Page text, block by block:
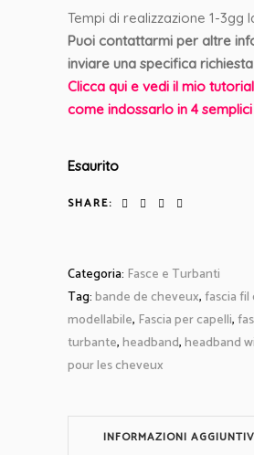
Tempi di realizzazione 1-3gg
Puoi contattarmi per altre
inviare una specifica
Clicca qui e vedi il mio
come indossarlo in 4
Esaurito
SHARE:
Categoria: Fasce e Turbanti
Tag:bande de cheveux,fascia
modellabile, Fascia per capelli,
turbante,headband,headband
pour les cheveux
INFORMAZIONI